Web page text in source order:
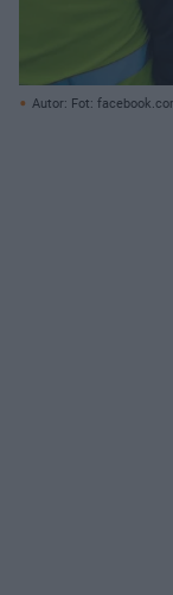
Autor: Fot: